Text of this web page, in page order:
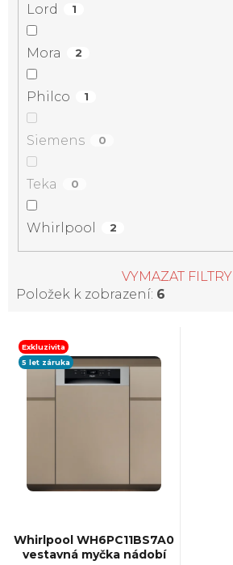
Lord 1
Mora 2
Philco 1
Siemens 0
Teka 0
Whirlpool 2
VYMAZAT FILTRY
Položek k zobrazení: 6
V
p
Exkluzivita
5 let záruka
Whirlpool WH6PC11BS7A0
vestavná myčka nádobí